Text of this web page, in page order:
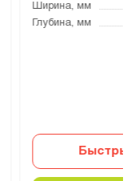
Ширина, мм
Глубина, мм
Быстрый